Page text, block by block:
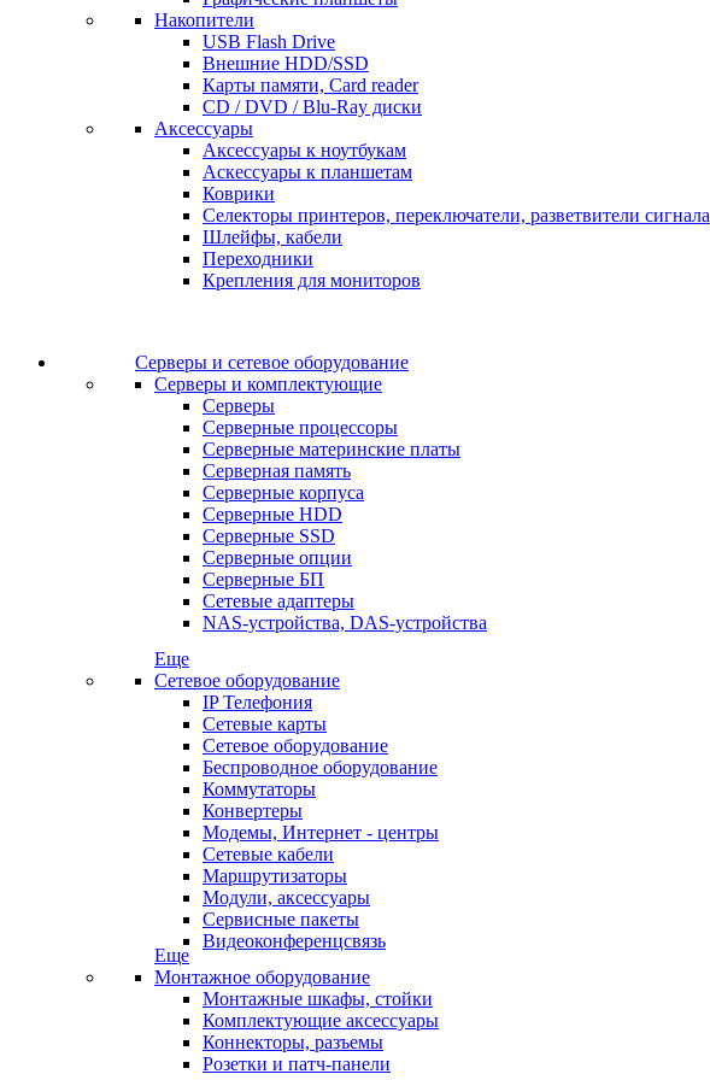
Накопители
USB Flash Drive
Внешние HDD/SSD
Карты памяти, Card reader
CD / DVD / Blu-Ray диски
Аксессуары
Аксессуары к ноутбукам
Аскессуары к планшетам
Коврики
Селекторы принтеров, переключатели, разветвители сигнала
Шлейфы, кабели
Переходники
Крепления для мониторов
Серверы и сетевое оборудование
Серверы и комплектующие
Серверы
Серверные процессоры
Серверные материнские платы
Серверная память
Серверные корпуса
Серверные HDD
Серверные SSD
Серверные опции
Серверные БП
Сетевые адаптеры
NAS-устройства, DAS-устройства
Еще
Сетевое оборудование
IP Телефония
Сетевые карты
Сетевое оборудование
Беспроводное оборудование
Коммутаторы
Конвертеры
Модемы, Интернет - центры
Сетевые кабели
Маршрутизаторы
Модули, аксессуары
Сервисные пакеты
Видеоконференцсвязь
Еще
Монтажное оборудование
Монтажные шкафы, стойки
Комплектующие аксессуары
Коннекторы, разъемы
Розетки и патч-панели